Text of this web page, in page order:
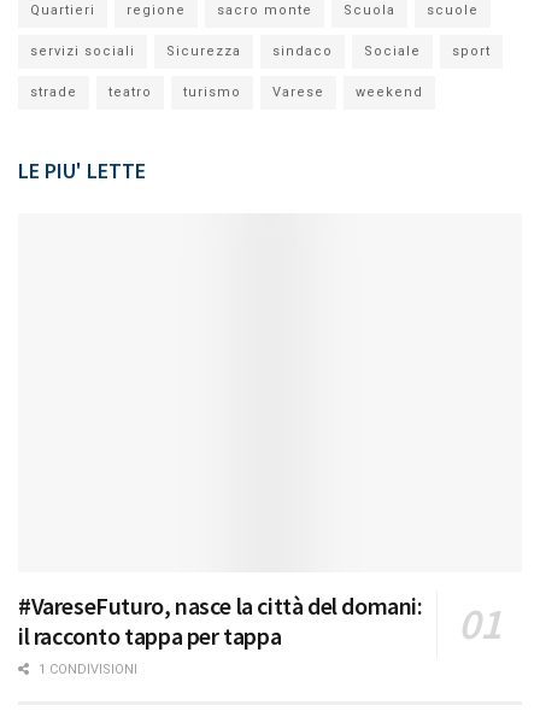
Quartieri regione sacro monte Scuola scuole
servizi sociali Sicurezza sindaco Sociale sport
strade teatro turismo Varese weekend
LE PIU' LETTE
#VareseFuturo, nasce la città del domani:
il racconto tappa per tappa
1 CONDIVISIONI